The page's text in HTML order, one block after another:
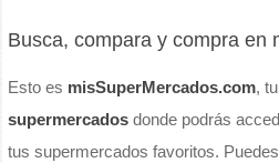
Busca, compara y compra en
Esto es misSuperMercados.com,
supermercados donde podrás
tus supermercados favoritos.